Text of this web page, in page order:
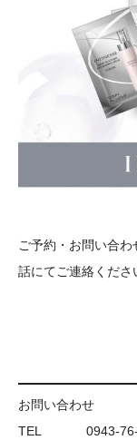
ご予約・お問い合
話にてご連絡くださ
お問い合わせ
TEL 0943-76-